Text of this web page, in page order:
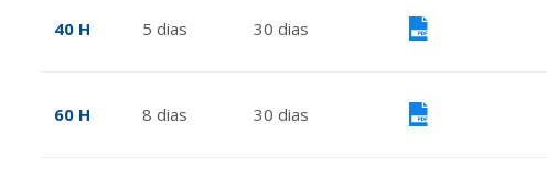
40 H 5 dias 30 dias
60 H 8 dias 30 dias